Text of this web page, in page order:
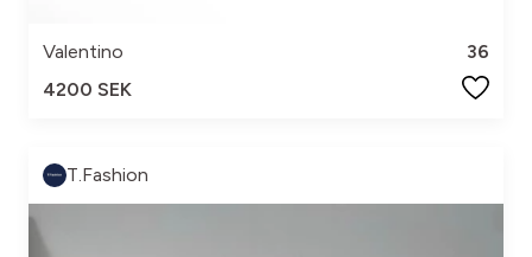
Valentino
36
4200 SEK
T.Fashion